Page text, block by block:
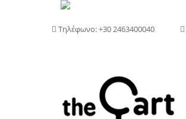
Τηλέφωνο: +30 2463400040